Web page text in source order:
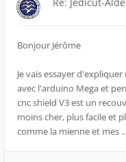
Bonjour Jérôme
Je vais essayer
avec l'arduino Mega et
cnc shield V3 est un
moins cher, plus facile et
comme la mienne et mes